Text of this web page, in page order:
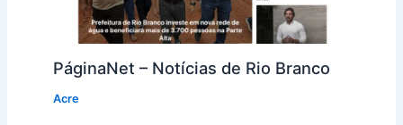
PáginaNet – Notícias de Rio Branco
Acre